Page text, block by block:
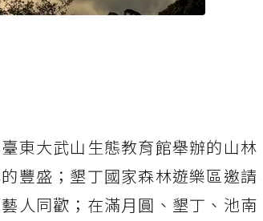
東大武山生態教育館舉辦的山林
豐盛；墾丁國家森林遊樂區邀請
人同歡；在滿月圓、墾丁、池南